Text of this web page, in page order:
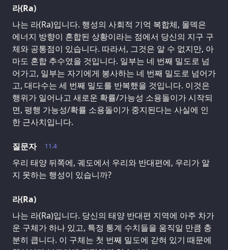
라(Ra)
나는 라(Ra)입니다. 행성의 사회적 기억 복합체, 몰덱은
에너지 방향이 혼합된 상황이라는 점에서 당신의 지구 구
체와 공통점이 있습니다. 따라서, 그것은 알 수 없지만, 아
마도 혼합 추수였을 것입니다. 일부는 네 번째 밀도로 넘
어가고, 일부는 자기에게 봉사하는 네 번째 밀도로 넘어가
고, 대다수는 세 번째 밀도를 반복했을 것입니다. 이것은
행위가 일어나고 새로운 확률/가능성 소용돌이가 시작되
면, 평행 가능성/확률 소용돌이가 중지된다는 사실에 인
한 근사치입니다.
11.4
질문자
우리 태양 뒤쪽에, 궤도에서 우리와 반대편에, 우리가 알
지 못하는 행성이 있습니까?
라(Ra)
나는 라(Ra)입니다. 당신의 태양 반대편 지역에 아주 차가
운 구체가 하나 있고, 특정 통계 수치들을 움직일 만큼 충
분히 큽니다. 이 구체는 첫 번째 밀도에 갇혀 있기 때문에